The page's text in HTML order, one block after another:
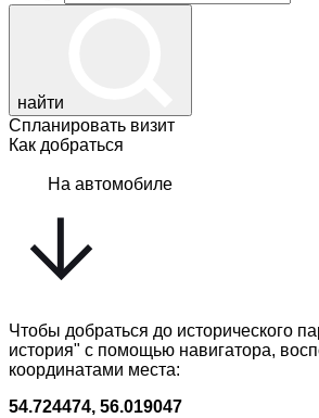
найти
Спланировать визит
Как добраться
На автомобиле
Чтобы добраться до исторического
история" с помощью навигатора,
координатами места:
54.724474, 56.019047